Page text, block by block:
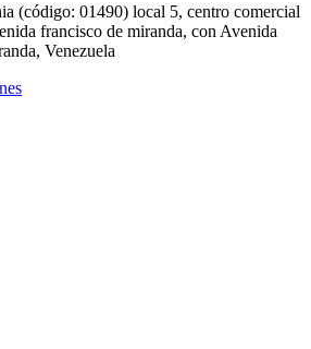
(código: 01490) local 5, centro comercial
francisco de miranda, con Avenida
Venezuela